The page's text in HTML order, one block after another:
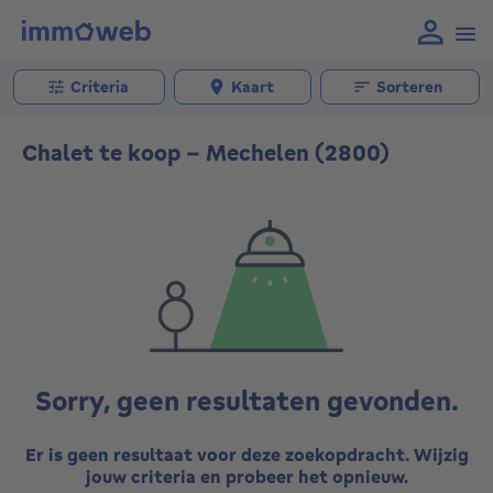
Criteria Kaart Sorteren
Chalet te koop - Mechelen (2800)
Sorry, geen resultaten gevonden.
Er is geen resultaat voor deze zoekopdracht. Wijzig
jouw criteria en probeer het opnieuw.